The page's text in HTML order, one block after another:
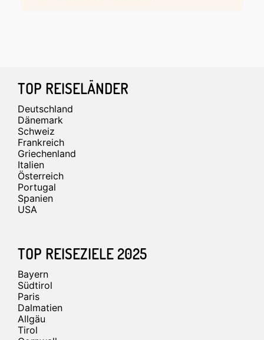
Footer
TOP REISELÄNDER
Deutschland
Dänemark
Schweiz
Frankreich
Griechenland
Italien
Österreich
Portugal
Spanien
USA
TOP REISEZIELE 2025
Bayern
Südtirol
Paris
Dalmatien
Allgäu
Tirol